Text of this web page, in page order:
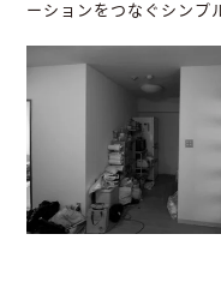
ーションをつなぐシンプ